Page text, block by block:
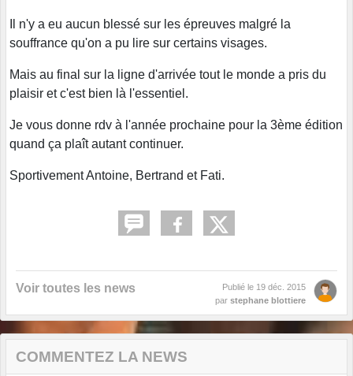
Il n'y a eu aucun blessé sur les épreuves malgré la
souffrance qu'on a pu lire sur certains visages.
Mais au final sur la ligne d'arrivée tout le monde a pris du
plaisir et c'est bien là l'essentiel.
Je vous donne rdv à l'année prochaine pour la 3ème édition
quand ça plaît autant continuer.
Sportivement Antoine, Bertrand et Fati.
Voir toutes les news Publié le 19 déc. 2015
par stephane blottiere
COMMENTEZ LA NEWS